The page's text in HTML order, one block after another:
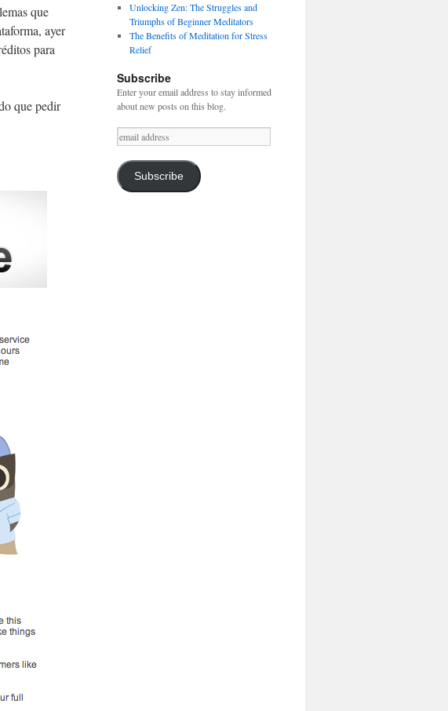
que
ayer
para
que pedir
Unlocking Zen: The Struggles and
Triumphs of Beginner Meditators
The Benefits of Meditation for Stress
Relief
Subscribe
Enter your email address to stay informed
about new posts on this blog.
email
address
Subscribe